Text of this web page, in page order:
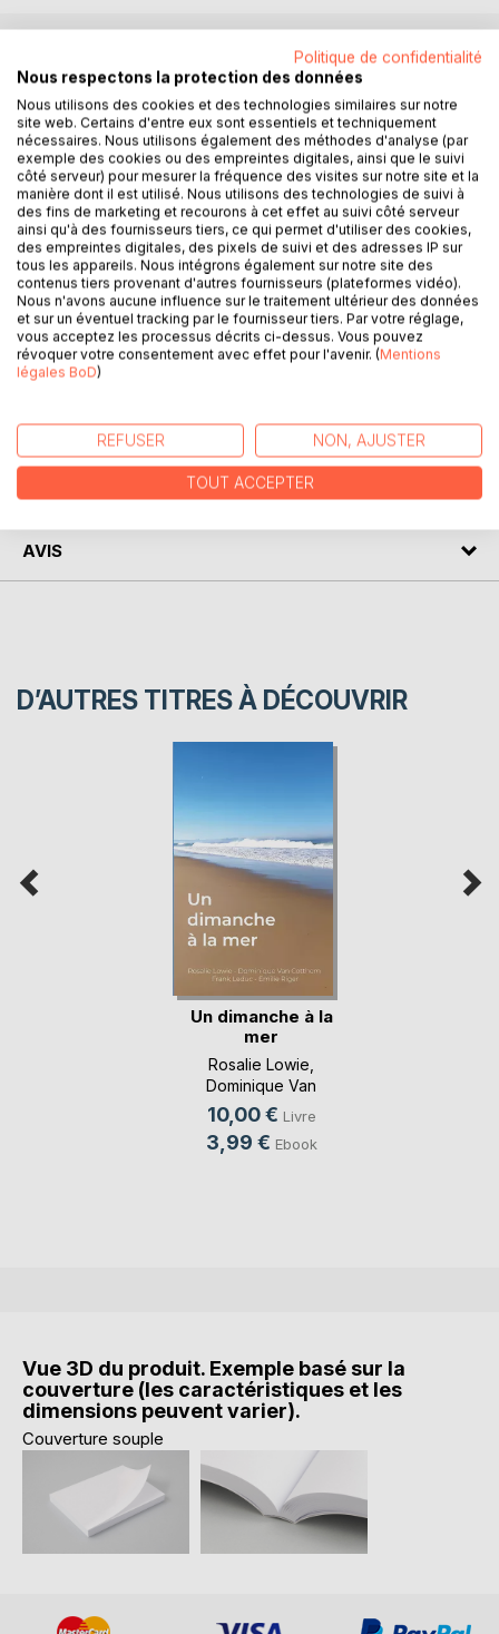
DESCRIPTION
Vous ne me connaissez pas ? rien d'étonnant à cela. Je
suis Vincent Cazaux. Jusqu'ici, j'étais transparent. Le
genre de personnes que l'on croise sans les voir.
Pourtant tout a changé à la suite d'une agression gratuite
qui a bouleversé mon appréhension de ce monde
misérable et mon existence de lâche.
La nuit, tandis que vous cuvez votre journée en tout
quiétude au fond de votre lit, moi, j'erre dans la ville
endormie.
Voici mes confessions. Qui osera me suivre sur le chemin
de mes crimes ? Qui pour me stopper ?
AUTEUR(S)
AVIS
D’AUTRES TITRES À DÉCOUVRIR
Un dimanche à la
mer
Rosalie Lowie
Dominique Van
Cotthem
10,00 € Livre
3,99 € Ebook
Vue 3D du produit. Exemple basé sur la
couverture (les caractéristiques et les
dimensions peuvent varier).
Couverture souple
Politique de confidentialité
Nous respectons la protection des données
Nous utilisons des cookies et des technologies similaires sur notre
site web. Certains d'entre eux sont essentiels et techniquement
nécessaires. Nous utilisons également des méthodes d'analyse (par
exemple des cookies ou des empreintes digitales, ainsi que le suivi
côté serveur) pour mesurer la fréquence des visites sur notre site et la
manière dont il est utilisé. Nous utilisons des technologies de suivi à
des fins de marketing et recourons à cet effet au suivi côté serveur
ainsi qu'à des fournisseurs tiers, ce qui permet d'utiliser des cookies,
des empreintes digitales, des pixels de suivi et des adresses IP sur
tous les appareils. Nous intégrons également sur notre site des
contenus tiers provenant d'autres fournisseurs (plateformes vidéo).
Nous n'avons aucune influence sur le traitement ultérieur des données
et sur un éventuel tracking par le fournisseur tiers. Par votre réglage,
vous acceptez les processus décrits ci-dessus. Vous pouvez
révoquer votre consentement avec effet pour l'avenir. (Mentions
légales BoD)
REFUSER NON, AJUSTER
TOUT ACCEPTER